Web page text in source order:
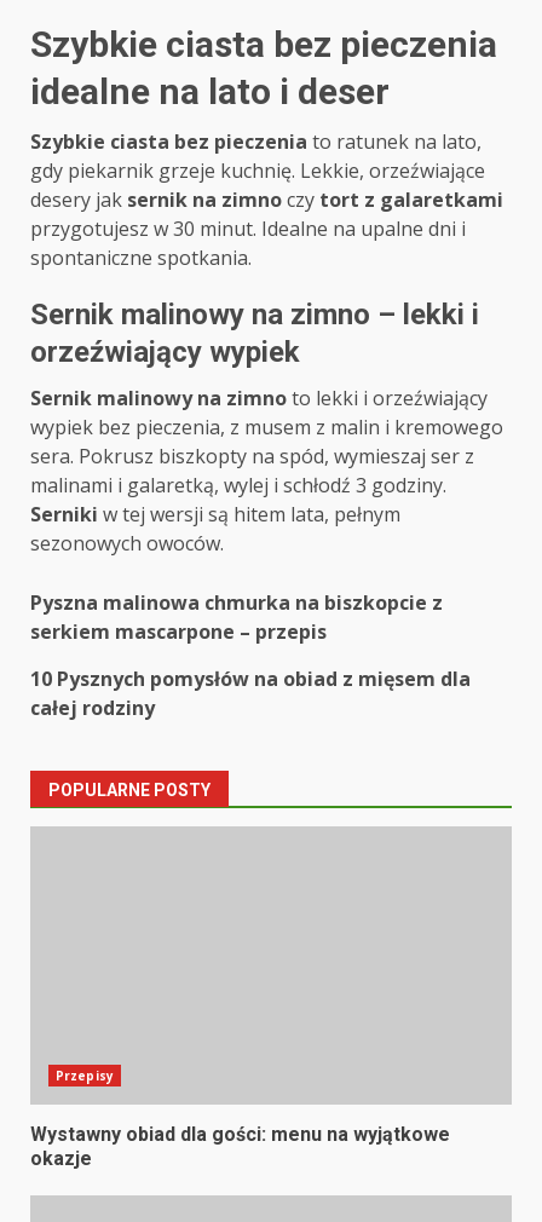
Szybkie ciasta bez pieczenia
idealne na lato i deser
Szybkie ciasta bez pieczenia to ratunek na lato,
gdy piekarnik grzeje kuchnię. Lekkie, orzeźwiające
desery jak sernik na zimnoczy tort z galaretkami
przygotujesz w 30 minut. Idealne na upalne dni i
spontaniczne spotkania.
Sernik malinowy na zimno – lekki i
orzeźwiający wypiek
Sernik malinowy na zimnoto lekki i orzeźwiający
wypiek bez pieczenia, z musem z malin i kremowego
sera. Pokrusz biszkopty na spód, wymieszaj ser z
malinami i galaretką, wylej i schłodź 3 godziny.
Serniki w tej wersji są hitem lata, pełnym
sezonowych owoców.
Post
navigation
Pyszna malinowa chmurka na biszkopcie z
serkiem mascarpone – przepis
10 Pysznych pomysłów na obiad z mięsem dla
całej rodziny
POPULARNE POSTY
Przepisy
Wystawny obiad dla gości: menu na wyjątkowe
okazje